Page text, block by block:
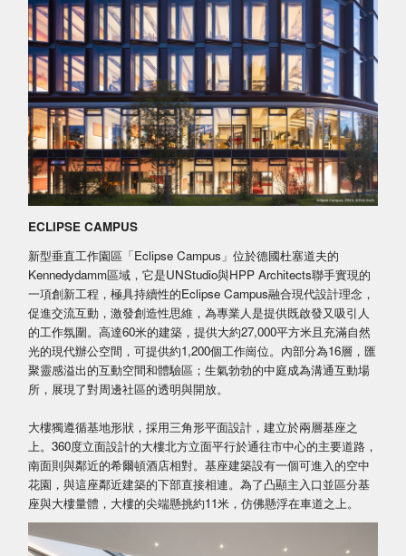
ECLIPSE CAMPUS
新型垂直工作園區「Eclipse Campus」位於德國杜塞道夫的
Kennedydamm區域，它是UNStudio與HPP Architects聯手實現的
一項創新工程，極具持續性的Eclipse Campus融合現代設計理念，
促進交流互動，激發創造性思維，為專業人是提供既啟發又吸引人
的工作氛圍。高達60米的建築，提供大約27,000平方米且充滿自然
光的現代辦公空間，可提供約1,200個工作崗位。內部分為16層，匯
聚靈感溢出的互動空間和體驗區；生氣勃勃的中庭成為溝通互動場
所，展現了對周邊社區的透明與開放。
大樓獨遵循基地形狀，採用三角形平面設計，建立於兩層基座之
上。360度立面設計的大樓北方立面平行於通往市中心的主要道路，
南面則與鄰近的希爾頓酒店相對。基座建築設有一個可進入的空中
花園，與這座鄰近建築的下部直接相連。為了凸顯主入口並區分基
座與大樓量體，大樓的尖端懸挑約11米，仿佛懸浮在車道之上。